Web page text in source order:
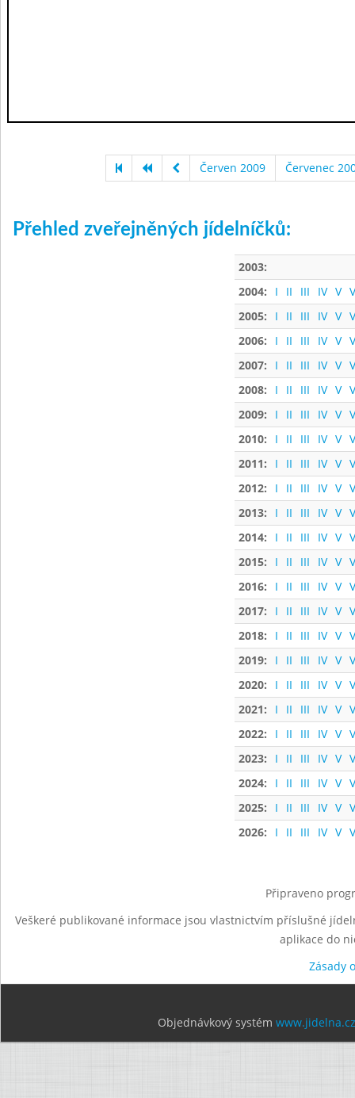
Červen 2009 Červenec
Přehled zveřejněných jídelníčků:
2003:
2004:
I II III IV V
2005:
I II III IV V
2006:
I II III IV V
2007:
I II III IV V
2008:
I II III IV V
2009:
I II III IV V
2010:
I II III IV V
2011:
I II III IV V
2012:
I II III IV V
2013:
I II III IV V
2014:
I II III IV V
2015:
I II III IV V
2016:
I II III IV V
2017:
I II III IV V
2018:
I II III IV V
2019:
I II III IV V
2020:
I II III IV V
2021:
I II III IV V
2022:
I II III IV V
2023:
I II III IV V
2024:
I II III IV V
2025:
I II III IV V
2026:
I II III IV V
Připraveno
Veškeré publikované informace jsou vlastnictvím příslušné
aplikace do
Zásady
Objednávkový systém www.jidelna.cz